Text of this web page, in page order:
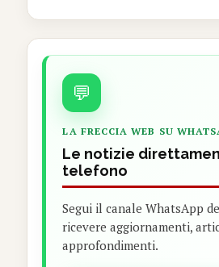
💬
LA FRECCIA WEB SU
Le notizie
telefono
Segui il canale WhatsApp
ricevere aggiornamenti,
approfondimenti.